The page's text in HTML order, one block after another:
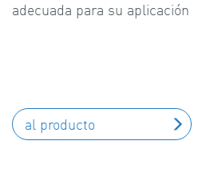
adecuada para su aplicación
al producto